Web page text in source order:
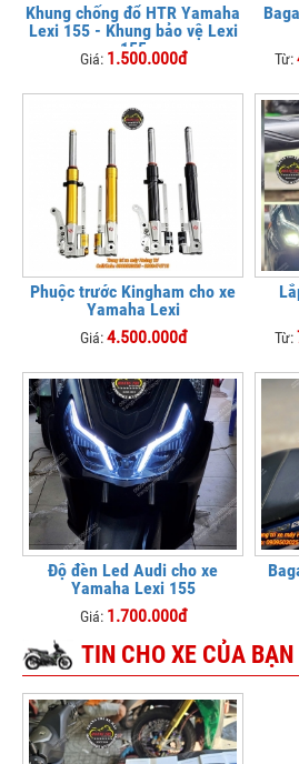
Khung chống đổ HTR Yamaha
Lexi 155 - Khung bảo vệ Lexi
155
Giá: 1.500.000đ Từ:
Phuộc trước Kingham cho xe
Yamaha Lexi
Giá:4.500.000đ Từ:
Độ đèn Led Audi cho xe
Yamaha Lexi 155
Giá: 1.700.000đ
TIN CHO XE CỦA BẠN